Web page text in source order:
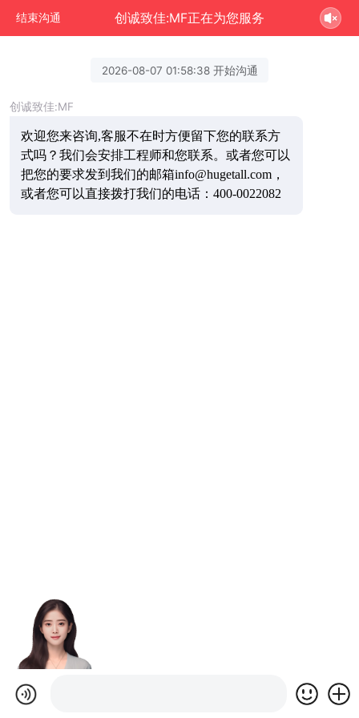
结束沟通 创诚致佳:MF正在为您服务
2026-08-07 01:58:38 开始沟通
创诚致佳:MF
欢迎您来咨询,客服不在时方便留下您的联系方
式吗？我们会安排工程师和您联系。或者您可以
把您的要求发到我们的邮箱info@hugetall.com，
或者您可以直接拨打我们的电话：400-0022082